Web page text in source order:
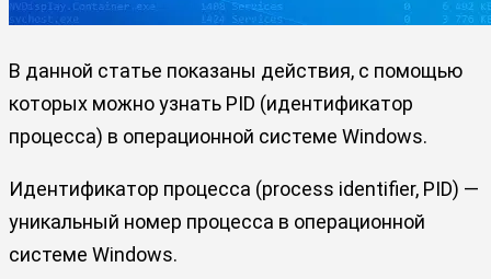
В данной статье показаны действия, с помощью
которых можно узнать PID (идентификатор
процесса) в операционной системе Windows.
Идентификатор процесса (process identifier, PID) —
уникальный номер процесса в операционной
системе Windows.